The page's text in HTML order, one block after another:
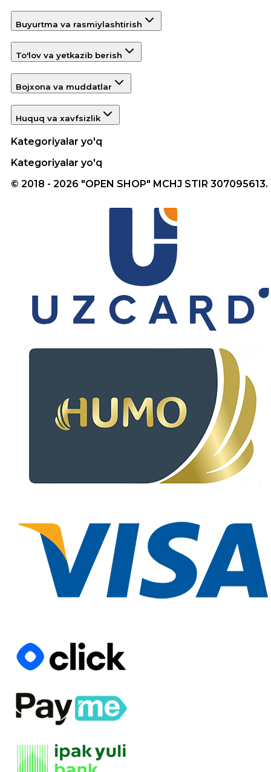
Buyurtma va rasmiylashtirish
To'lov va yetkazib berish
Bojxona va muddatlar
Huquq va xavfsizlik
Kategoriyalar yo'q
Kategoriyalar yo'q
© 2018 - 2026 "OPEN SHOP" MCHJ STIR 307095613.